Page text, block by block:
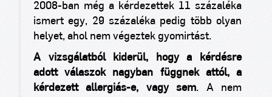
2008-ban még a kérdezettek 11 százaléka
ismert egy, 29 százaléka pedig több olyan
helyet, ahol nem végeztek gyomirtást.
A vizsgálatból kiderül, hogy a kérdésre
adott válaszok nagyban függnek attól, a
kérdezett allergiás-e, vagy sem. A nem